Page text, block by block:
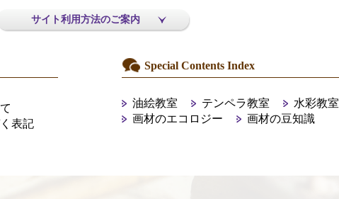
サイト利用方法のご案内
表記
Special Contents Index
油絵教室 テンペラ教室
水彩教室
画材のエコロジー
画材の豆知識